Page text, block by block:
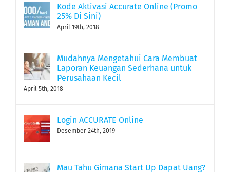
Kode Aktivasi Accurate Online (Promo
25% Di Sini)
April 19th, 2018
Mudahnya Mengetahui Cara Membuat
Laporan Keuangan Sederhana untuk
Perusahaan Kecil
April 5th, 2018
Login ACCURATE Online
Desember 24th, 2019
Mau Tahu Gimana Start Up Dapat Uang?